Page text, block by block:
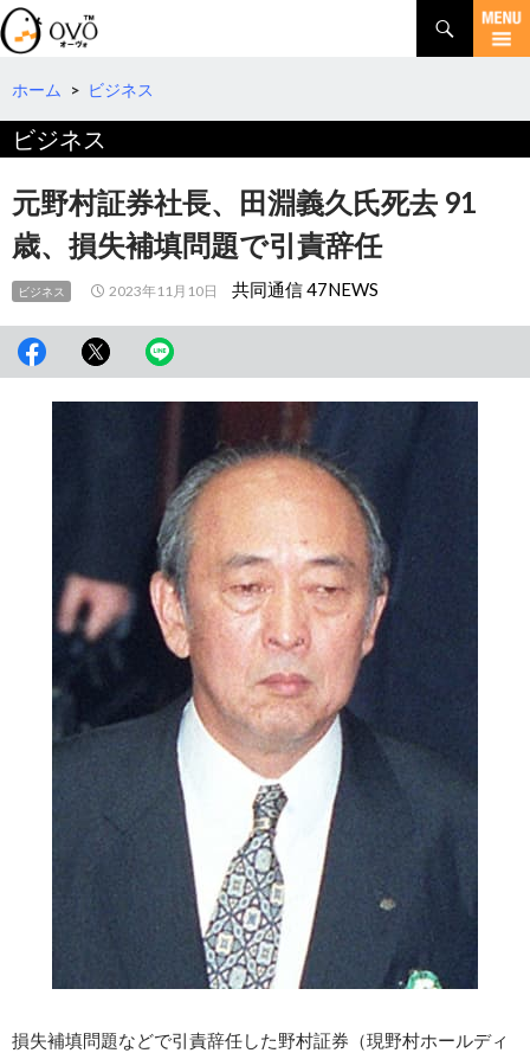
検
索
コ
テ
へ
動
ホーム > ビジネス
ビジネス
元野村証券社長、田淵義久氏死去 91
歳、損失補填問題で引責辞任
ビジネス 2023年11月10日 共同通信 47NEWS
損失補填問題などで引責辞任した野村証券（現野村ホールディ